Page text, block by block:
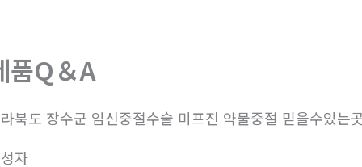
품Q＆A
북도 장수군 임신중절수술 미프진 약물중절 믿을수있는
자